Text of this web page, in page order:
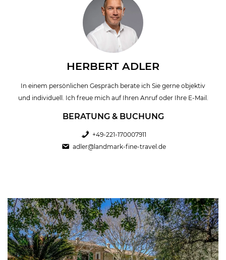
HERBERT ADLER
In einem persönlichen Gespräch berate ich Sie gerne objektiv
und individuell. Ich freue mich auf Ihren Anruf oder Ihre E-Mail.
BERATUNG & BUCHUNG
+49-221-170007911
adler@landmark-fine-travel.de